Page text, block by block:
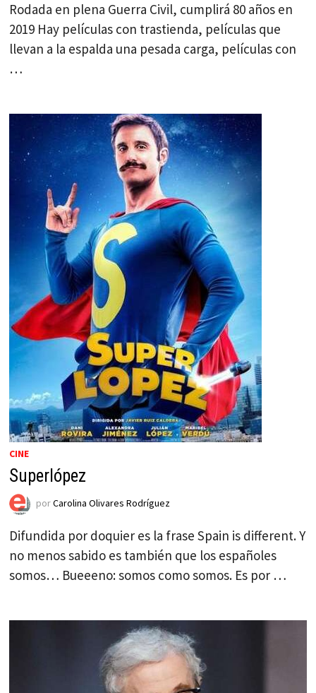
Rodada en plena Guerra Civil, cumplirá 80 años en
2019 Hay películas con trastienda, películas que
llevan a la espalda una pesada carga, películas con
…
CINE
Superlópez
porCarolina Olivares Rodríguez
Difundida por doquier es la frase Spain is different. Y
no menos sabido es también que los españoles
somos… Bueeeno: somos como somos. Es por …